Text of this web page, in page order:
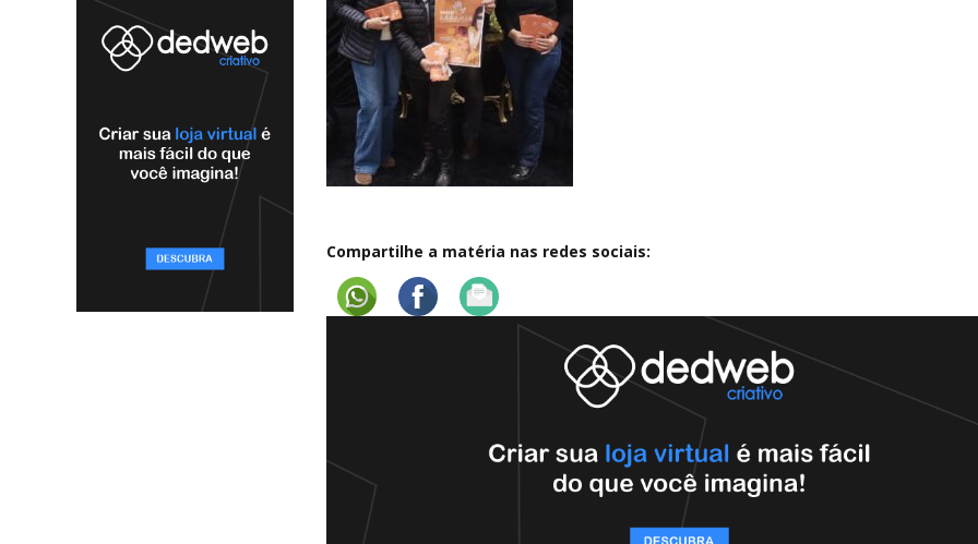
Compartilhe a matéria nas redes sociais: